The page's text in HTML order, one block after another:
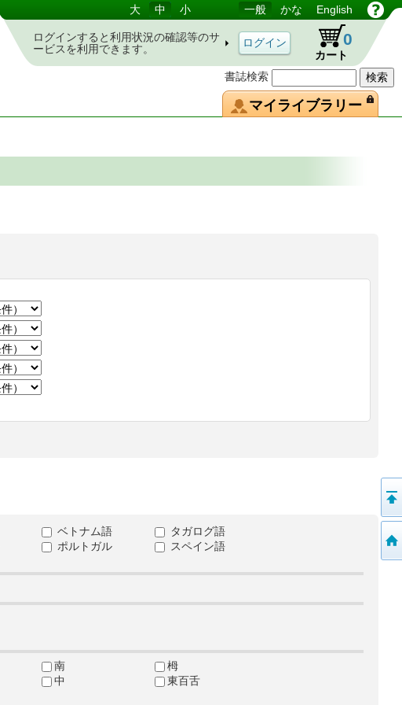
書誌検索
大 中 小 一般 かな English
ログインすると利用状況の確認等のサ
ービスを利用できます。
カート
0
マイライブラリー
ベトナム語
タガログ語
ポルトガル
スペイン語
南
栂
中
東百舌